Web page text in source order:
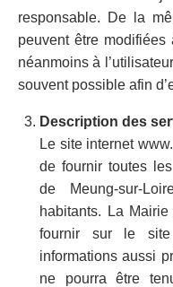
responsable. De la
peuvent être modifiées
néanmoins à
souvent possible afin
Description des
Le site internet
de fournir toutes
de Meung-sur-
habitants. La
fournir sur le site
informations aussi
ne pourra être